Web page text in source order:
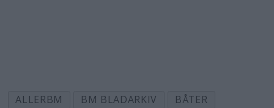
ALLERBM BM BLADARKIV
BÅTER